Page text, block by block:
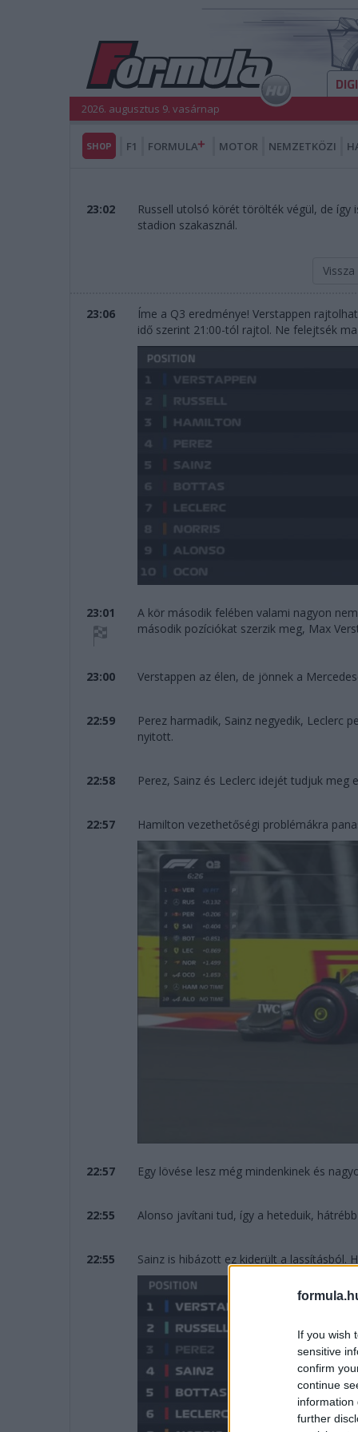
If you wish
sensitive
confirm
continue
information
further
2026. augusztus 9. vasárnap
SHOP F1 FORMULA MOTOR NEMZETKÖZI
23:02
Russell utolsó körét törölték végül, de
stadion szakasznál.
23:06
Íme a Q3 eredménye! Verstappen
idő szerint 21:00-tól rajtol. Ne felejtsék
23:01
A kör második felében valami nagyon
második pozíciókat szerzik meg, Max
23:00 Verstappen az élen, de jönnek a
22:59
Perez harmadik, Sainz negyedik, Leclerc
nyitott.
22:58 Perez, Sainz és Leclerc idejét tudjuk meg
22:57 Hamilton vezethetőségi problémákra
22:57 Egy lövése lesz még mindenkinek és
22:55 Alonso javítani tud, így a heteduik,
22:55 Sainz is hibázott ez kiderült a lassításból.